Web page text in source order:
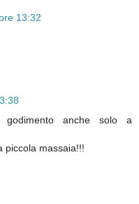
13:32
anche solo a
piccola massaia!!!